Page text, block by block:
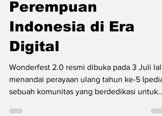
WONDERFEST 2.0,
Memperkuat
Perempuan
Indonesia di Era
Digital
Wonderfest 2.0 resmi dibuka pada 3 Juli